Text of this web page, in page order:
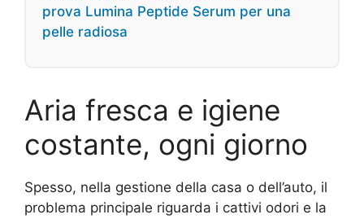
prova Lumina Peptide Serum per una
pelle radiosa
Aria fresca e igiene
costante, ogni giorno
Spesso, nella gestione della casa o dell’auto, il
problema principale riguarda i cattivi odori e la